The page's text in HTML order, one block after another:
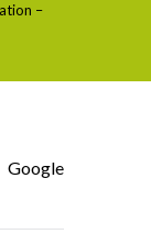
–
Google